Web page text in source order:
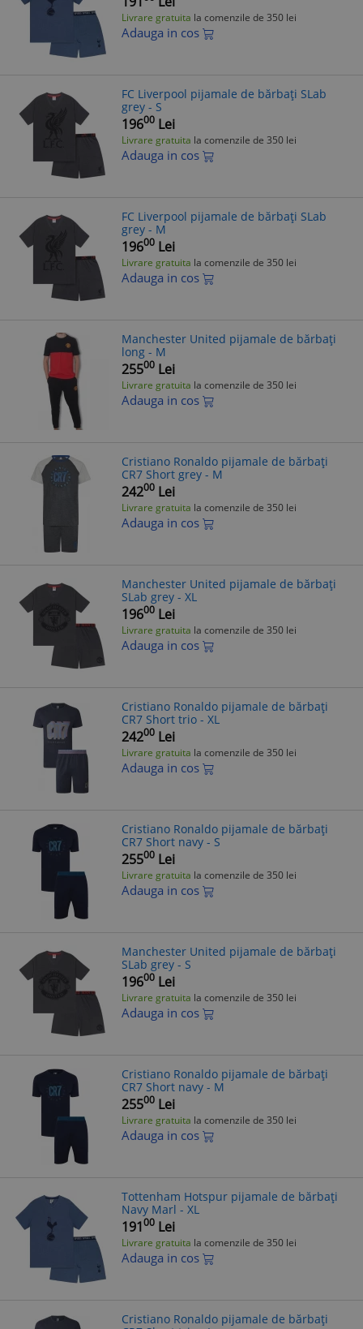
Livrare gratuita la comenzile de 350 lei
Adauga in cos
FC Liverpool pijamale de bărbați SLab
grey - S
19600 Lei
Livrare gratuita la comenzile de 350 lei
Adauga in cos
FC Liverpool pijamale de bărbați SLab
grey - M
19600 Lei
Livrare gratuita la comenzile de 350 lei
Adauga in cos
Manchester United pijamale de bărbați
long - M
25500 Lei
Livrare gratuita la comenzile de 350 lei
Adauga in cos
Cristiano Ronaldo pijamale de bărbați
CR7 Short grey - M
24200 Lei
Livrare gratuita la comenzile de 350 lei
Adauga in cos
Manchester United pijamale de bărbați
SLab grey - XL
19600 Lei
Livrare gratuita la comenzile de 350 lei
Adauga in cos
Cristiano Ronaldo pijamale de bărbați
CR7 Short trio - XL
24200 Lei
Livrare gratuita la comenzile de 350 lei
Adauga in cos
Cristiano Ronaldo pijamale de bărbați
CR7 Short navy - S
25500 Lei
Livrare gratuita la comenzile de 350 lei
Adauga in cos
Manchester United pijamale de bărbați
SLab grey - S
19600 Lei
Livrare gratuita la comenzile de 350 lei
Adauga in cos
Cristiano Ronaldo pijamale de bărbați
CR7 Short navy - M
25500 Lei
Livrare gratuita la comenzile de 350 lei
Adauga in cos
Tottenham Hotspur pijamale de bărbați
Navy Marl - XL
19100 Lei
Livrare gratuita la comenzile de 350 lei
Adauga in cos
Cristiano Ronaldo pijamale de bărbați